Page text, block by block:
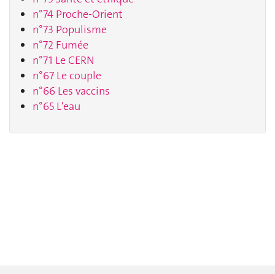
n°74 Proche-Orient
n°73 Populisme
n°72 Fumée
n°71 Le CERN
n°67 Le couple
n°66 Les vaccins
n°65 L'eau